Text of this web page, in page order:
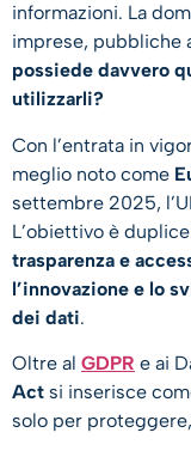
informazioni. La
imprese, pubbliche
possiede davvero
utilizzarli?
Con l’entrata in
meglio noto come
settembre 2025,
L’obiettivo è
trasparenza e
l’innovazione e lo
dei dati.
Oltre al GDPR e ai
Act si inserisce
solo per